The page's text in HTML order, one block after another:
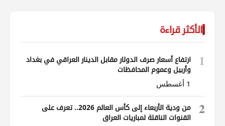
الأكثر قراءة
1
ارتفاع أسعار صرف الدولار مقابل الدينار العراقي في بغداد
وأربيل وعموم المحافظات
1 أغسطس
2
من ودية الأربعاء إلى كأس العالم 2026.. تعرف على
القنوات الناقلة لمباريات العراق